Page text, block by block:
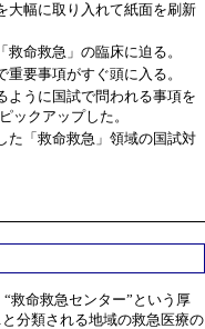
大幅に取り入れて紙面を刷新
救命救急」の臨床に迫る。
要事項がすぐ頭に入る。
ように国試で問われる事項を
ックアップした。
た「救命救急」領域の国試対
救命救急センター”という厚
分類される地域の救急医療の